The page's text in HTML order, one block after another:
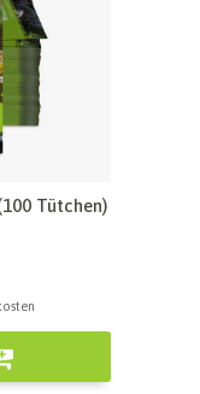
Tütchen)